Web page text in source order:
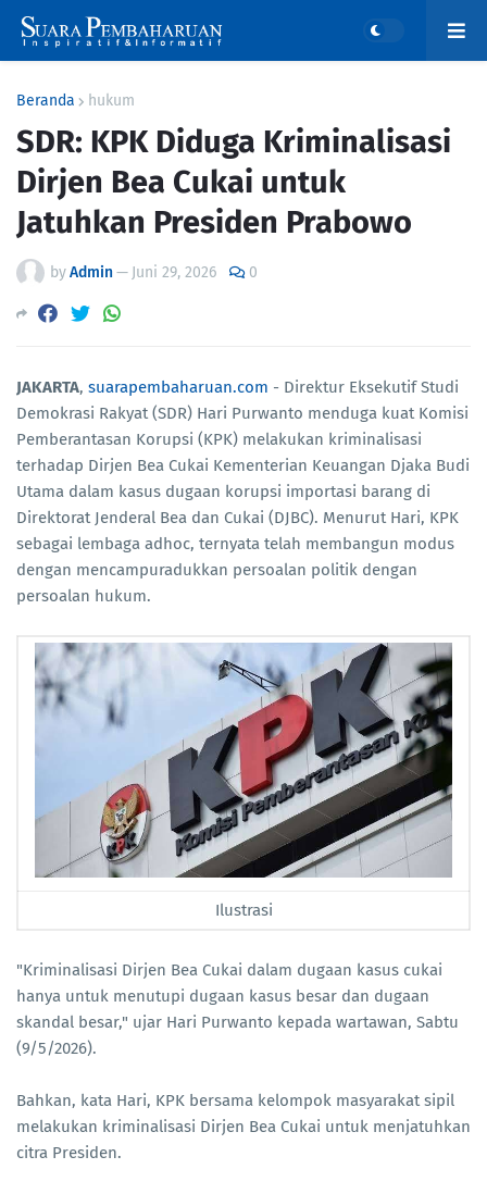
Beranda hukum
SDR: KPK Diduga Kriminalisasi
Dirjen Bea Cukai untuk
Jatuhkan Presiden Prabowo
byAdmin— Juni 29, 2026 0
JAKARTA, suarapembaharuan.com - Direktur Eksekutif Studi
Demokrasi Rakyat (SDR) Hari Purwanto menduga kuat Komisi
Pemberantasan Korupsi (KPK) melakukan kriminalisasi
terhadap Dirjen Bea Cukai Kementerian Keuangan Djaka Budi
Utama dalam kasus dugaan korupsi importasi barang di
Direktorat Jenderal Bea dan Cukai (DJBC). Menurut Hari, KPK
sebagai lembaga adhoc, ternyata telah membangun modus
dengan mencampuradukkan persoalan politik dengan
persoalan hukum.
Ilustrasi
"Kriminalisasi Dirjen Bea Cukai dalam dugaan kasus cukai
hanya untuk menutupi dugaan kasus besar dan dugaan
skandal besar," ujar Hari Purwanto kepada wartawan, Sabtu
(9/5/2026).
Bahkan, kata Hari, KPK bersama kelompok masyarakat sipil
melakukan kriminalisasi Dirjen Bea Cukai untuk menjatuhkan
citra Presiden.